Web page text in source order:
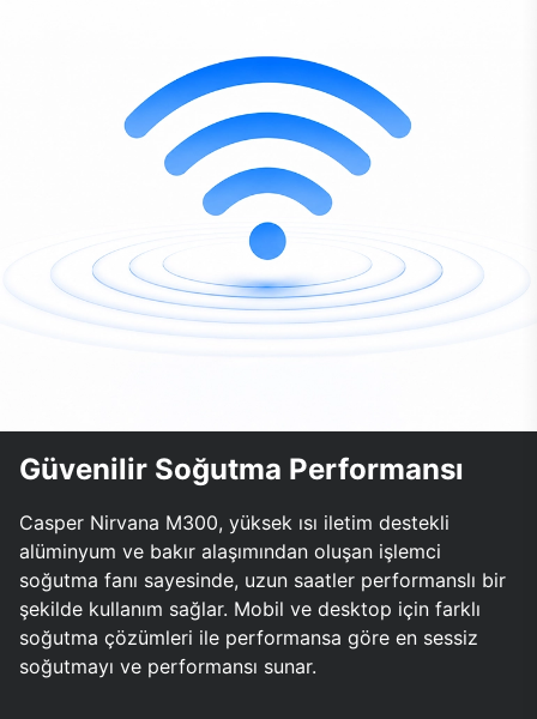
Güvenilir Soğutma Performansı
Casper Nirvana M300, yüksek ısı iletim destekli
alüminyum ve bakır alaşımından oluşan işlemci
soğutma fanı sayesinde, uzun saatler performanslı bir
şekilde kullanım sağlar. Mobil ve desktop için farklı
soğutma çözümleri ile performansa göre en sessiz
soğutmayı ve performansı sunar.